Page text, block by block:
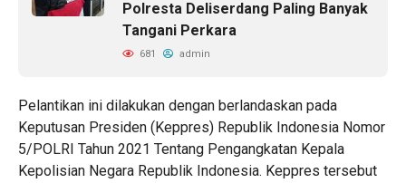
Polresta Deliserdang Paling Banyak
Tangani Perkara
681 admin
Pelantikan ini dilakukan dengan berlandaskan pada
Keputusan Presiden (Keppres) Republik Indonesia Nomor
5/POLRI Tahun 2021 Tentang Pengangkatan Kepala
Kepolisian Negara Republik Indonesia. Keppres tersebut